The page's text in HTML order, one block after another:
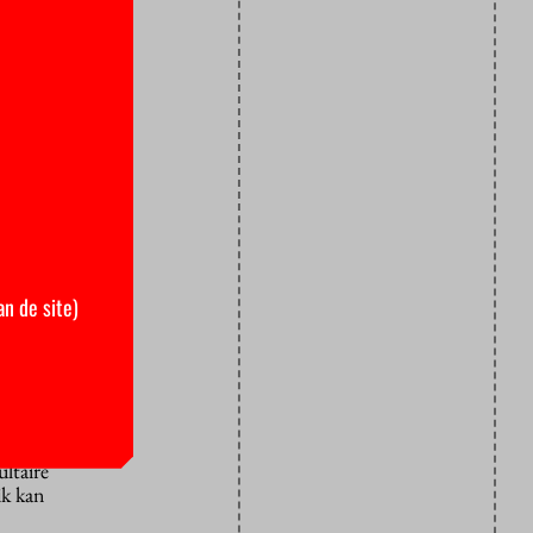
is een
van
voor
aldus
30 en
van
kan
de site)